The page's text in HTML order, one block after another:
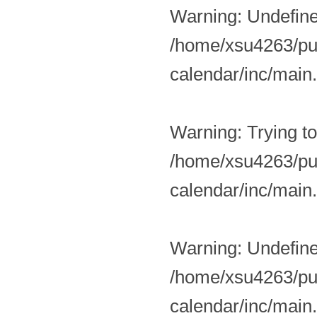
Warning:
/home/xsu4263/
calendar/inc/
Warning: Trying
/home/xsu4263/
calendar/inc/
Warning:
/home/xsu4263/
calendar/inc/